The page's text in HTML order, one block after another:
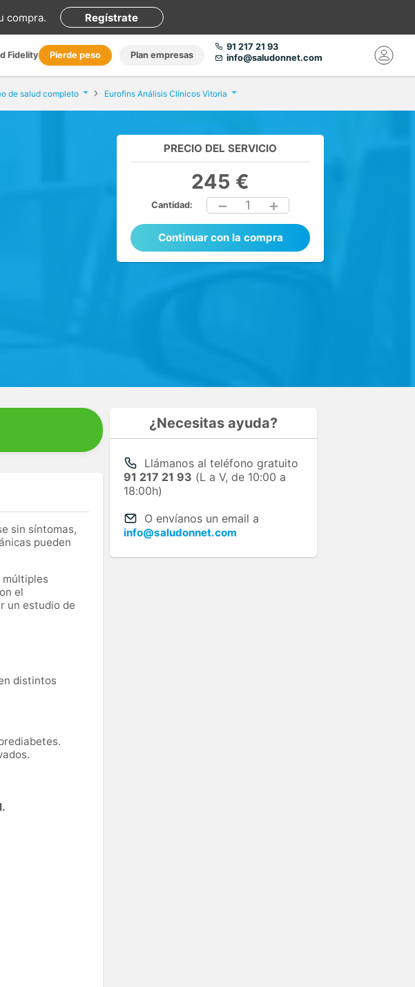
compra. Regístrate
Fidelity Pierde peso Plan empresas
91 217 21 93
info@saludonnet.com
de salud completo Eurofins Análisis Clínicos Vitoria
PRECIO DEL SERVICIO
245 €
Cantidad: 1
Continuar con la compra
sin síntomas,
pueden
múltiples
el
un estudio de
distintos
¿Necesitas ayuda?
Llámanos al teléfono gratuito
91 217 21 93 (L a V, de 10:00 a
18:00h)
O envíanos un email a
info@saludonnet.com